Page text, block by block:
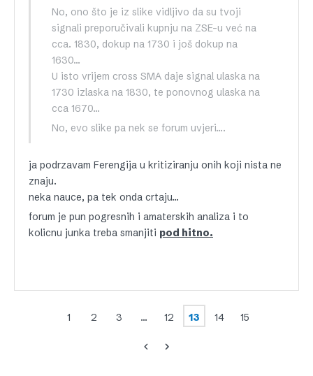
No, ono što je iz slike vidljivo da su tvoji
signali preporučivali kupnju na ZSE-u već na
cca. 1830, dokup na 1730 i još dokup na
1630…
U isto vrijem cross SMA daje signal ulaska na
1730 izlaska na 1830, te ponovnog ulaska na
cca 1670…
No, evo slike pa nek se forum uvjeri….
ja podrzavam Ferengija u kritiziranju onih koji nista ne
znaju.
neka nauce, pa tek onda crtaju…
forum je pun pogresnih i amaterskih analiza i to
kolicnu junka treba smanjiti pod hitno.
1 2 3 … 12 13 14 15